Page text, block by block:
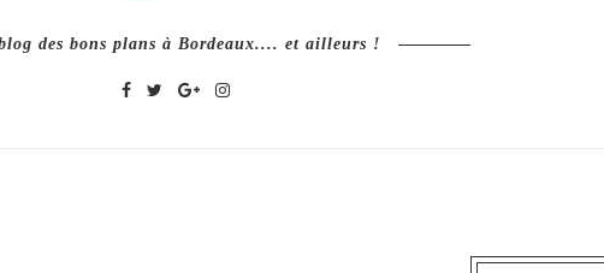
des bons plans à Bordeaux.... et ailleurs !